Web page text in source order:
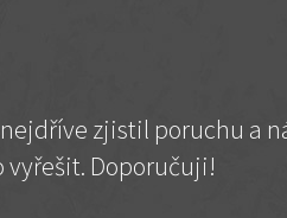
zjistil poruchu a
vyřešit. Doporučuji!